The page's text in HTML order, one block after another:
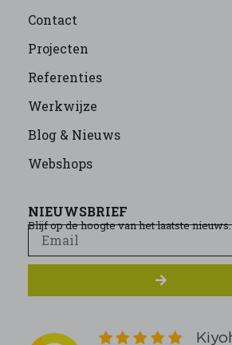
Contact
Projecten
Referenties
Werkwijze
Blog & Nieuws
Webshops
NIEUWSBRIEF
Blijf op de hoogte van het laatste nieuws.